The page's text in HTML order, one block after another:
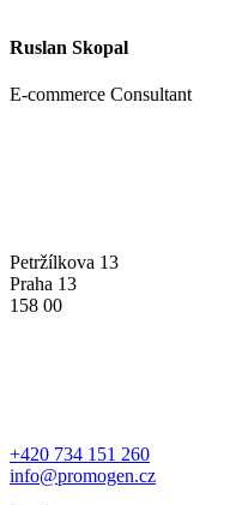
Ruslan Skopal
E-commerce Consultant
Petržílkova 13
Praha 13
158 00
+420 734 151 260
info@promogen.cz